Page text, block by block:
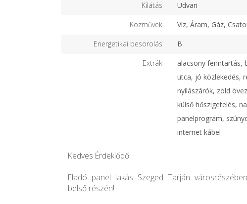
Kilátás Udvari
Közművek Víz, Áram, Gáz,
Energetikai besorolás B
Extrák
alacsony fenntartás,
utca, jó közlekedés,
nyílászárók, zöld
külső hőszigetelés,
panelprogram,
internet kábel
Kedves Érdeklődő!
Eladó panel lakás Szeged Tarján
belső részén!